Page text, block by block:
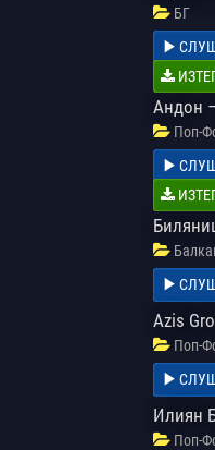
БГ
Андон
Поп-
Azis
Поп-
Илиян
Поп-